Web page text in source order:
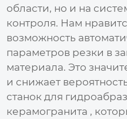
области, но и на
контроля. Нам
возможность
параметров резки в
материала. Это
и снижает
станок для
керамогранита ,